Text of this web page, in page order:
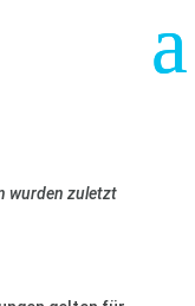
wurden zuletzt